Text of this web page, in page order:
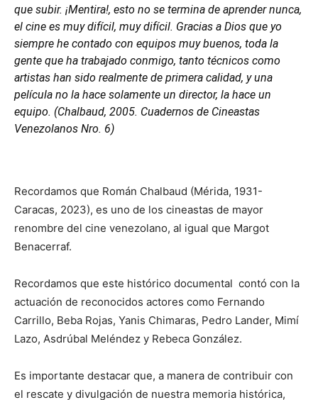
que subir. ¡Mentira!, esto no se termina de aprender nunca,
el cine es muy difícil, muy difícil. Gracias a Dios que yo
siempre he contado con equipos muy buenos, toda la
gente que ha trabajado conmigo, tanto técnicos como
artistas han sido realmente de primera calidad, y una
película no la hace solamente un director, la hace un
equipo. (Chalbaud, 2005. Cuadernos de Cineastas
Venezolanos Nro. 6)
Recordamos que Román Chalbaud (Mérida, 1931-
Caracas, 2023), es uno de los cineastas de mayor
renombre del cine venezolano, al igual que Margot
Benacerraf.
Recordamos que este histórico documental contó con la
actuación de reconocidos actores como Fernando
Carrillo, Beba Rojas, Yanis Chimaras, Pedro Lander, Mimí
Lazo, Asdrúbal Meléndez y Rebeca González.
Es importante destacar que, a manera de contribuir con
el rescate y divulgación de nuestra memoria histórica,